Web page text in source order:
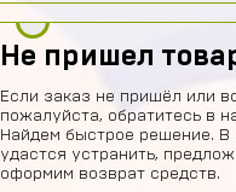
Не пришел
Если заказ не пришёл или
пожалуйста, обратитесь в
Найдем быстрое решение. В
удастся устранить,
оформим возврат средств.